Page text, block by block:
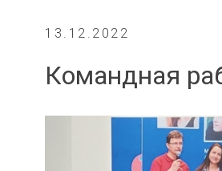
13.12.2022
Командная